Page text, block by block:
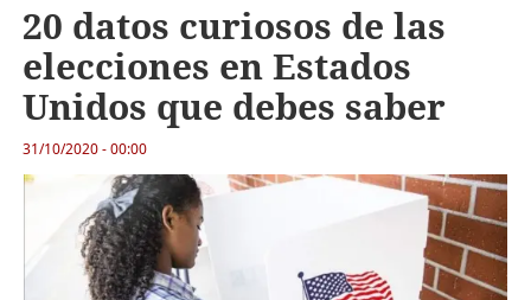
20 datos curiosos de las
elecciones en Estados
Unidos que debes saber
31/10/2020 - 00:00